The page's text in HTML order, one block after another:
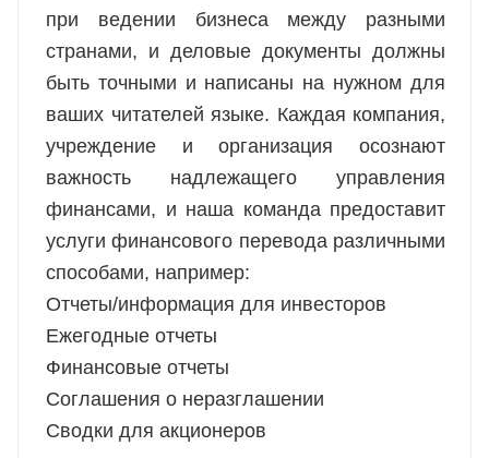
при ведении бизнеса между разными
странами, и деловые документы должны
быть точными и написаны на нужном для
ваших читателей языке. Каждая компания,
учреждение и организация осознают
важность надлежащего управления
финансами, и наша команда предоставит
услуги финансового перевода различными
способами, например:
Отчеты/информация для инвесторов
Ежегодные отчеты
Финансовые отчеты
Соглашения о неразглашении
Сводки для акционеров